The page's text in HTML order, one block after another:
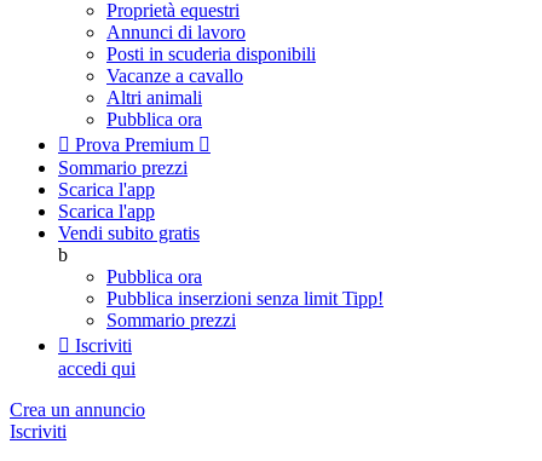
Proprietà equestri
Annunci di lavoro
Posti in scuderia disponibili
Vacanze a cavallo
Altri animali
Pubblica ora
 Prova Premium 
Sommario prezzi
Scarica l'app
Scarica l'app
Vendi subito gratis
b
Pubblica ora
Pubblica inserzioni senza limit Tipp!
Sommario prezzi
 Iscriviti
accedi qui
Crea un annuncio
Iscriviti